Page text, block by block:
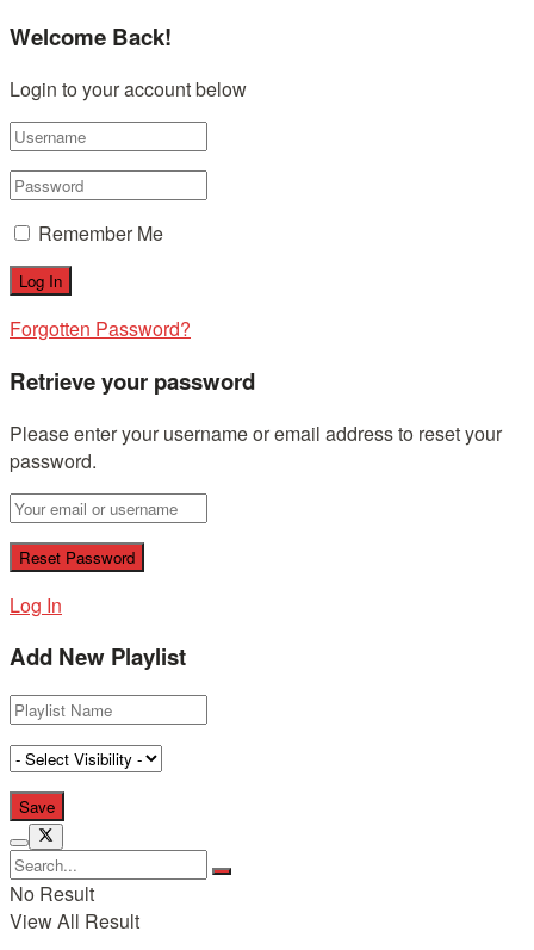
Welcome Back!
Login to your account below
Remember Me
Forgotten Password?
Retrieve your password
Please enter your username or email address to reset your
password.
Log In
Add New Playlist
No Result
View All Result